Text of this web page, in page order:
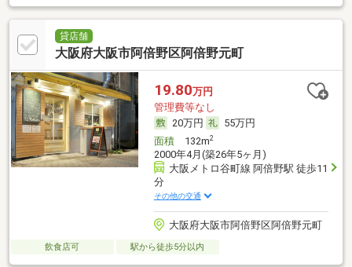
貸店舗
大阪府大阪市阿倍野区阿倍野元町
19.80万円
管理費等なし
20万円
55万円
面積132m2
2000年4月(築26年5ヶ月)
大阪メトロ谷町線 阿倍野駅 徒歩11
分
その他の交通
大阪府大阪市阿倍野区阿倍野元町
飲食店可 駅から徒歩5分以内